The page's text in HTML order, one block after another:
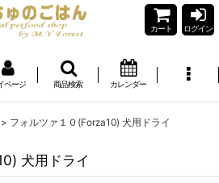
カート ログイン
ページ 商品検索 カレンダー
> フォルツァ１０(Forza10) 犬用ドライ
犬用ドライ